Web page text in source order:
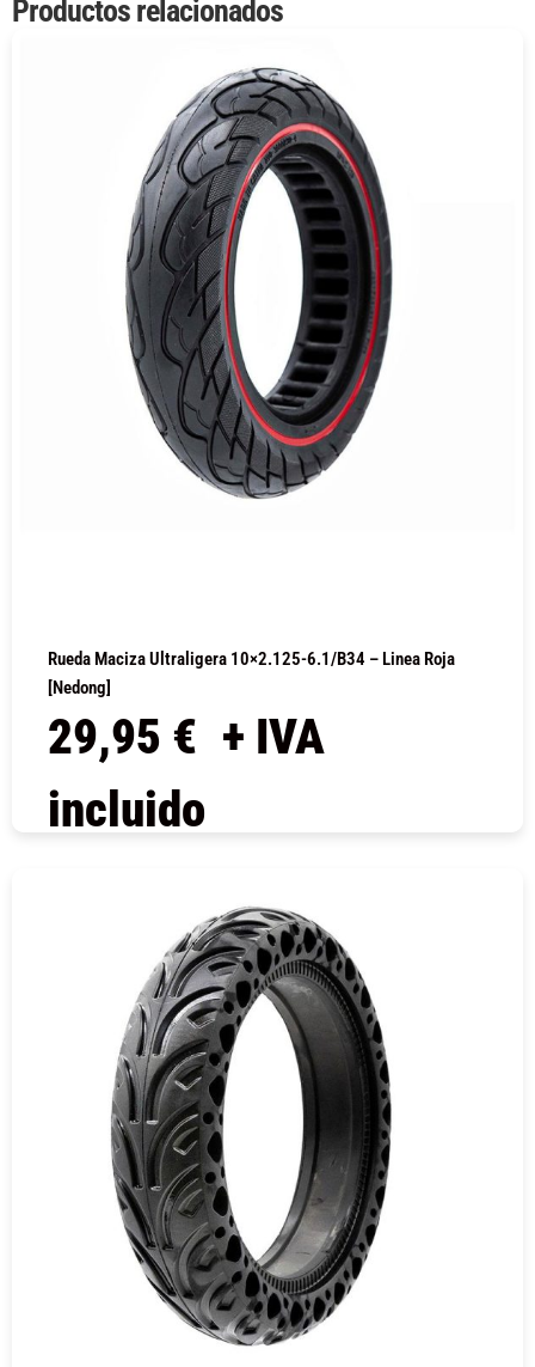
Productos relacionados
Rueda Maciza Ultraligera 10×2.125-6.1/B34 – Linea Roja
[Nedong]
29,95 € + IVA
incluido